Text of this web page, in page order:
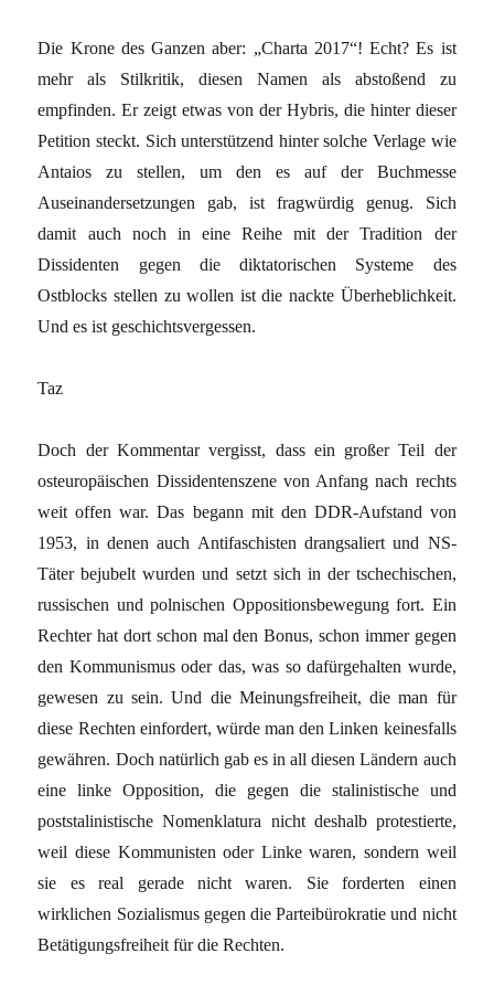
Die Krone des Ganzen aber: „Charta 2017“! Echt? Es ist
mehr als Stilkritik, diesen Namen als abstoßend zu
empfinden. Er zeigt etwas von der Hybris, die hinter dieser
Petition steckt. Sich unterstützend hinter solche Verlage wie
Antaios zu stellen, um den es auf der Buchmesse
Auseinandersetzungen gab, ist fragwürdig genug. Sich
damit auch noch in eine Reihe mit der Tradition der
Dissidenten gegen die diktatorischen Systeme des
Ostblocks stellen zu wollen ist die nackte Überheblichkeit.
Und es ist geschichtsvergessen.
Taz
Doch der Kommentar vergisst, dass ein großer Teil der
osteuropäischen Dissidentenszene von Anfang nach rechts
weit offen war. Das begann mit den DDR-Aufstand von
1953, in denen auch Antifaschisten drangsaliert und NS-
Täter bejubelt wurden und setzt sich in der tschechischen,
russischen und polnischen Oppositionsbewegung fort. Ein
Rechter hat dort schon mal den Bonus, schon immer gegen
den Kommunismus oder das, was so dafürgehalten wurde,
gewesen zu sein. Und die Meinungsfreiheit, die man für
diese Rechten einfordert, würde man den Linken keinesfalls
gewähren. Doch natürlich gab es in all diesen Ländern auch
eine linke Opposition, die gegen die stalinistische und
poststalinistische Nomenklatura nicht deshalb protestierte,
weil diese Kommunisten oder Linke waren, sondern weil
sie es real gerade nicht waren. Sie forderten einen
wirklichen Sozialismus gegen die Parteibürokratie und nicht
Betätigungsfreiheit für die Rechten.